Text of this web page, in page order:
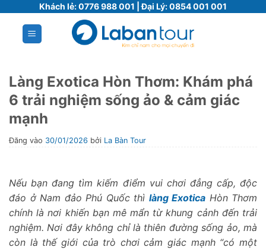
Khách lẻ:0776 988 001 | Đại Lý:0854 001 001
Làng Exotica Hòn Thơm: Khám phá
6 trải nghiệm sống ảo & cảm giác
mạnh
Đăng vào 30/01/2026 bởi La Bàn Tour
Nếu bạn đang tìm kiếm điểm vui chơi đẳng cấp, độc
đáo ở Nam đảo Phú Quốc thì làng Exotica Hòn Thơm
chính là nơi khiến bạn mê mẩn từ khung cảnh đến trải
nghiệm. Nơi đây không chỉ là thiên đường sống ảo, mà
còn là thế giới của trò chơi cảm giác mạnh “có một